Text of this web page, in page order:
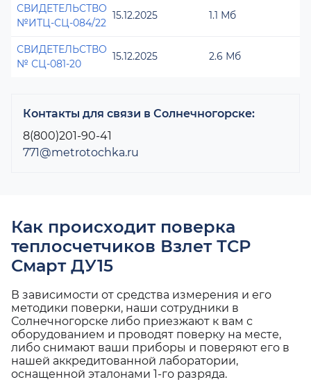
СВИДЕТЕЛЬСТВО
№ИТЦ-СЦ-084/22
15.12.2025 1.1 Мб
СВИДЕТЕЛЬСТВО
№ СЦ-081-20
15.12.2025 2.6 Мб
Контакты для связи в Солнечногорске:
8(800)201-90-41
771@metrotochka.ru
Как происходит поверка
теплосчетчиков Взлет ТСР
Смарт ДУ15
В зависимости от средства измерения и его
методики поверки, наши сотрудники в
Солнечногорске либо приезжают к вам с
оборудованием и проводят поверку на месте,
либо снимают ваши приборы и поверяют его в
нашей аккредитованной лаборатории,
оснащенной эталонами 1-го разряда.